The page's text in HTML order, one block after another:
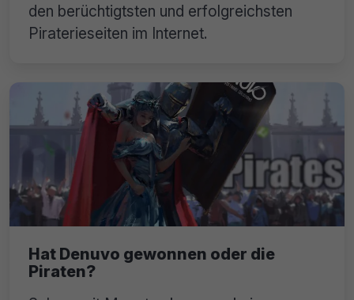
den berüchtigtsten und erfolgreichsten
Piraterieseiten im Internet.
Hat Denuvo gewonnen oder die
Piraten?